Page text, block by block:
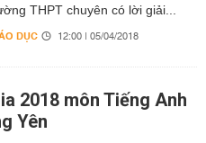
THPT chuyên có lời giải...
DỤC 12:00 | 05/04/2018
2018 môn Tiếng Anh
Yên